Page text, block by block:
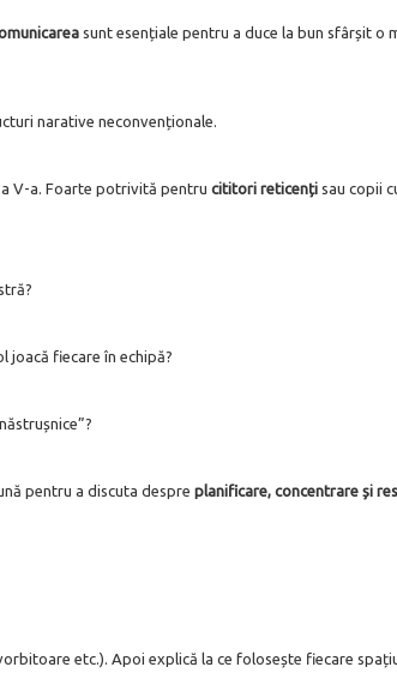
sunt esențiale pentru a duce la bun sfârșit o
narative neconvenționale.
a V-a. Foarte potrivită pentru cititori reticenți sau copii
joacă fiecare în echipă?
pentru a discuta despre planificare, concentrare și
vorbitoare etc.). Apoi explică la ce folosește fiecare